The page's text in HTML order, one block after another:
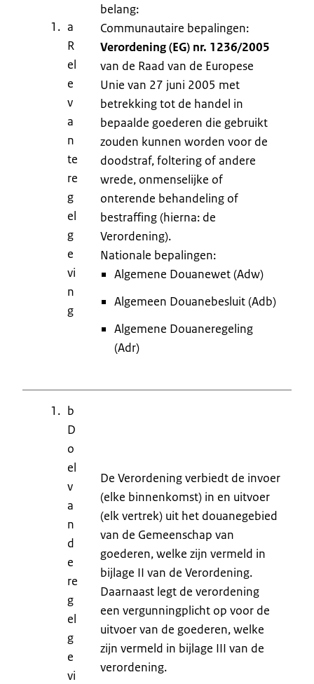
a
R
el
e
v
a
n
te
re
g
el
g
e
vi
n
g
belang:
Communautaire bepalingen:
Verordening (EG) nr. 1236/2005
van de Raad van de Europese
Unie van 27 juni 2005 met
betrekking tot de handel in
bepaalde goederen die gebruikt
zouden kunnen worden voor de
doodstraf, foltering of andere
wrede, onmenselijke of
onterende behandeling of
bestraffing (hierna: de
Verordening).
Nationale bepalingen:
Algemene Douanewet (Adw)
Algemeen Douanebesluit (Adb)
Algemene Douaneregeling
(Adr)
b
D
o
el
v
a
n
d
e
re
g
el
g
e
vi
De Verordening verbiedt de invoer
(elke binnenkomst) in en uitvoer
(elk vertrek) uit het douanegebied
van de Gemeenschap van
goederen, welke zijn vermeld in
bijlage II van de Verordening.
Daarnaast legt de verordening
een vergunningplicht op voor de
uitvoer van de goederen, welke
zijn vermeld in bijlage III van de
verordening.